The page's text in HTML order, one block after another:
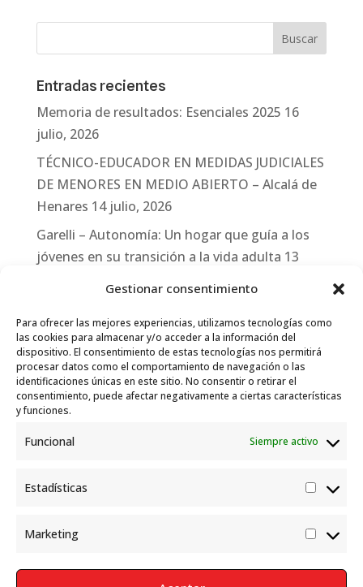
Gestionar consentimiento
Para ofrecer las mejores experiencias, utilizamos tecnologías como
las cookies para almacenar y/o acceder a la información del
dispositivo. El consentimiento de estas tecnologías nos permitirá
procesar datos como el comportamiento de navegación o las
identificaciones únicas en este sitio. No consentir o retirar el
consentimiento, puede afectar negativamente a ciertas características
y funciones.
Funcional Siempre activo
Estadísticas
Marketing
Entradas recientes
Memoria de resultados: Esenciales 2025 16
julio, 2026
TÉCNICO-EDUCADOR EN MEDIDAS JUDICIALES
DE MENORES EN MEDIO ABIERTO – Alcalá de
Henares 14 julio, 2026
Garelli – Autonomía: Un hogar que guía a los
jóvenes en su transición a la vida adulta 13
Garelli-Refugio: Acciones de empleo en el
marco del Sistema de Acogida de Protección
Internacional 10 julio, 2026